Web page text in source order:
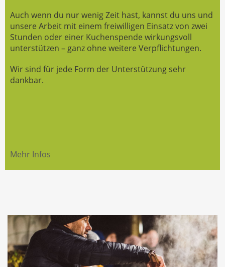
Auch wenn du nur wenig Zeit hast, kannst du uns und
unsere Arbeit mit einem freiwilligen Einsatz von zwei
Stunden oder einer Kuchenspende wirkungsvoll
unterstützen – ganz ohne weitere Verpflichtungen.
Wir sind für jede Form der Unterstützung sehr
dankbar.
Mehr Infos